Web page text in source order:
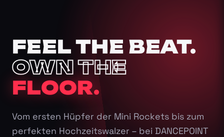
FEEL THE BEAT.
OWN THE
FLOOR.
Vom ersten Hüpfer der Mini Rockets bis zum
perfekten Hochzeitswalzer – bei DANCEPOINT